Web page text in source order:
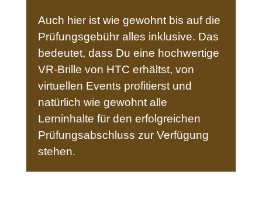
Auch hier ist wie gewohnt bis auf die
Prüfungsgebühr alles inklusive. Das
bedeutet, dass Du eine hochwertige
VR-Brille von HTC erhältst, von
virtuellen Events profitierst und
natürlich wie gewohnt alle
Lerninhalte für den erfolgreichen
Prüfungsabschluss zur Verfügung
stehen.